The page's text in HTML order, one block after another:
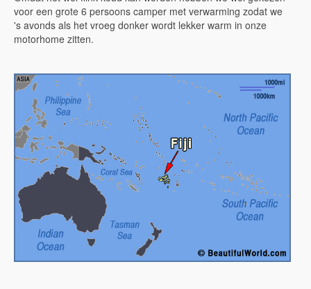
voor een grote 6 persoons camper met verwarming zodat we
's avonds als het vroeg donker wordt lekker warm in onze
motorhome zitten.